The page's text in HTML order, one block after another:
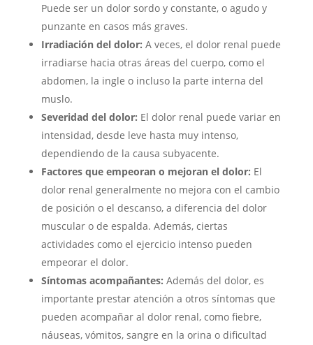
Puede ser un dolor sordo y constante, o agudo y
punzante en casos más graves.
Irradiación del dolor: A veces, el dolor renal puede
irradiarse hacia otras áreas del cuerpo, como el
abdomen, la ingle o incluso la parte interna del
muslo.
Severidad del dolor: El dolor renal puede variar en
intensidad, desde leve hasta muy intenso,
dependiendo de la causa subyacente.
Factores que empeoran o mejoran el dolor: El
dolor renal generalmente no mejora con el cambio
de posición o el descanso, a diferencia del dolor
muscular o de espalda. Además, ciertas
actividades como el ejercicio intenso pueden
empeorar el dolor.
Síntomas acompañantes: Además del dolor, es
importante prestar atención a otros síntomas que
pueden acompañar al dolor renal, como fiebre,
náuseas, vómitos, sangre en la orina o dificultad